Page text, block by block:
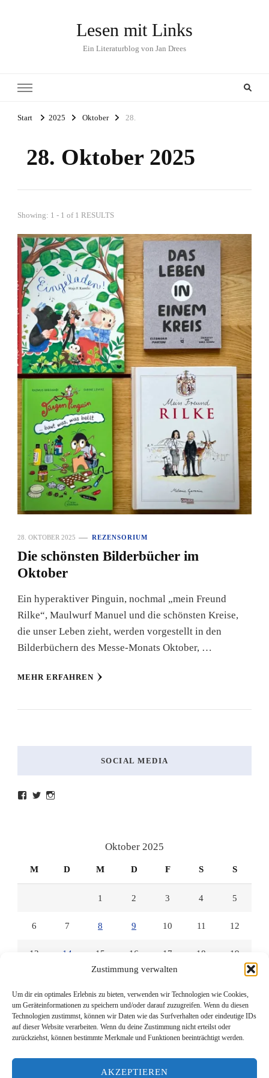
Zustimmung verwalten
Um dir ein optimales Erlebnis zu bieten, verwenden wir Technologien wie Cookies,
um Geräteinformationen zu speichern und/oder darauf zuzugreifen. Wenn du diesen
Technologien zustimmst, können wir Daten wie das Surfverhalten oder eindeutige IDs
auf dieser Website verarbeiten. Wenn du deine Zustimmung nicht erteilst oder
zurückziehst, können bestimmte Merkmale und Funktionen beeinträchtigt werden.
AKZEPTIEREN
Lesen mit Links
Ein Literaturblog von Jan Drees
Start 2025 Oktober 28.
28. Oktober 2025
Showing: 1 - 1 of 1 RESULTS
28. OKTOBER 2025 REZENSORIUM
Die schönsten Bilderbücher im
Oktober
Ein hyperaktiver Pinguin, nochmal „mein Freund
Rilke“, Maulwurf Manuel und die schönsten Kreise,
die unser Leben zieht, werden vorgestellt in den
Bilderbüchern des Messe-Monats Oktober, …
MEHR ERFAHREN
SOCIAL MEDIA
ProfilProfil
Oktober 2025
M D M D F S S
1 2 3 4 5
6 7 8 9 10 11 12
13 14 15 16 17 18 19
27 28 29 30 31